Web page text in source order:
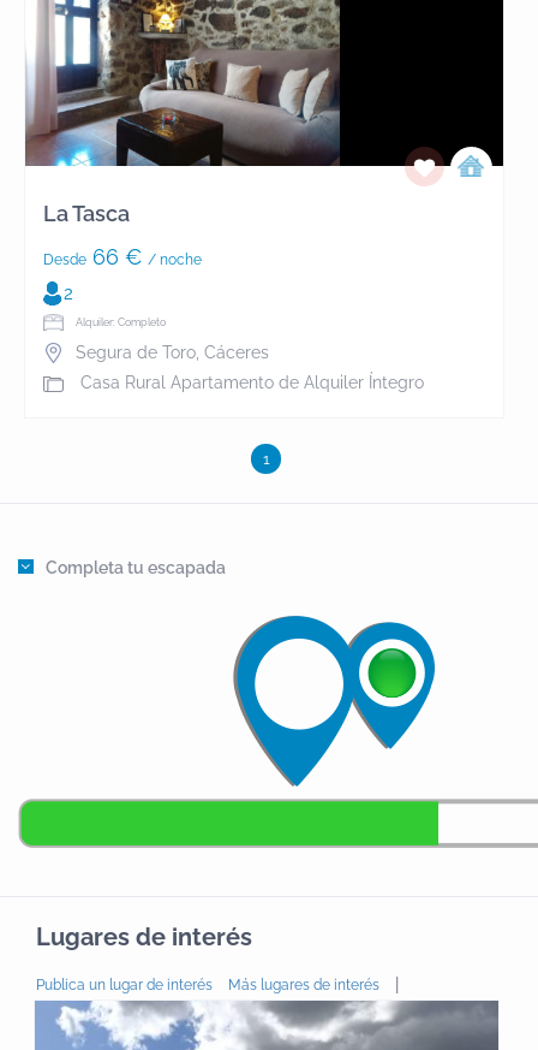
La Tasca
Desde66 € / noche
2
Alquiler: Completo
Segura de Toro, Cáceres
Casa Rural Apartamento de Alquiler Íntegro
1
Completa tu escapada
Lugares de interés
Publica un lugar de interés Más lugares de interés